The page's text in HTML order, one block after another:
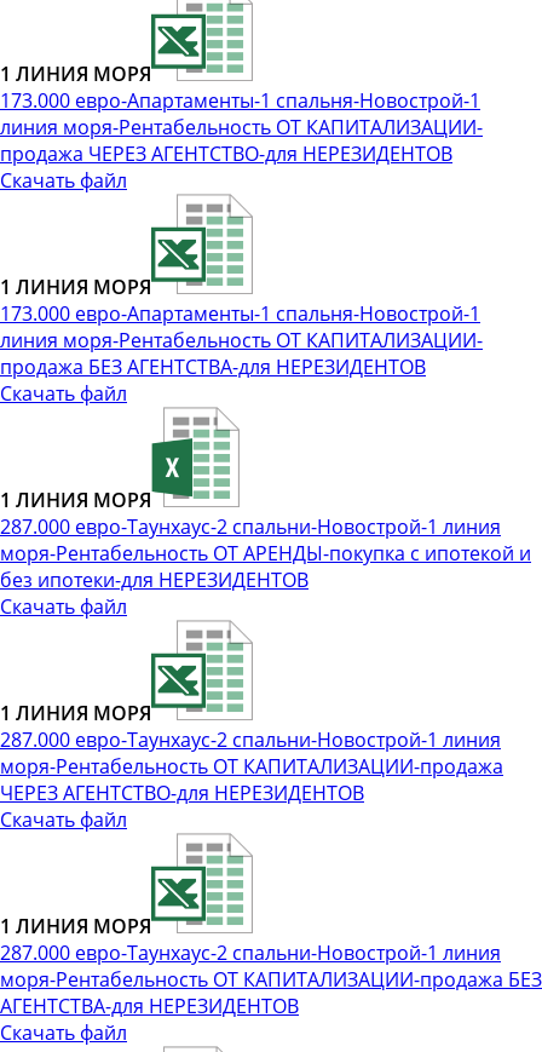
1 ЛИНИЯ МОРЯ
173.000 евро-Апартаменты-1 спальня-Новострой-1
линия моря-Рентабельность ОТ КАПИТАЛИЗАЦИИ-
продажа ЧЕРЕЗ АГЕНТСТВО-для НЕРЕЗИДЕНТОВ
Скачать файл
1 ЛИНИЯ МОРЯ
173.000 евро-Апартаменты-1 спальня-Новострой-1
линия моря-Рентабельность ОТ КАПИТАЛИЗАЦИИ-
продажа БЕЗ АГЕНТСТВА-для НЕРЕЗИДЕНТОВ
Скачать файл
1 ЛИНИЯ МОРЯ
287.000 евро-Таунхаус-2 спальни-Новострой-1 линия
моря-Рентабельность ОТ АРЕНДЫ-покупка с ипотекой и
без ипотеки-для НЕРЕЗИДЕНТОВ
Скачать файл
1 ЛИНИЯ МОРЯ
287.000 евро-Таунхаус-2 спальни-Новострой-1 линия
моря-Рентабельность ОТ КАПИТАЛИЗАЦИИ-продажа
ЧЕРЕЗ АГЕНТСТВО-для НЕРЕЗИДЕНТОВ
Скачать файл
1 ЛИНИЯ МОРЯ
287.000 евро-Таунхаус-2 спальни-Новострой-1 линия
моря-Рентабельность ОТ КАПИТАЛИЗАЦИИ-продажа БЕЗ
АГЕНТСТВА-для НЕРЕЗИДЕНТОВ
Скачать файл